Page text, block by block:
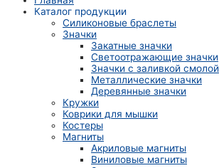
Каталог продукции
Силиконовые браслеты
Значки
Закатные значки
Светоотражающие значки
Значки с заливкой смолой
Металлические значки
Деревянные значки
Кружки
Коврики для мышки
Костеры
Магниты
Акриловые магниты
Виниловые магниты